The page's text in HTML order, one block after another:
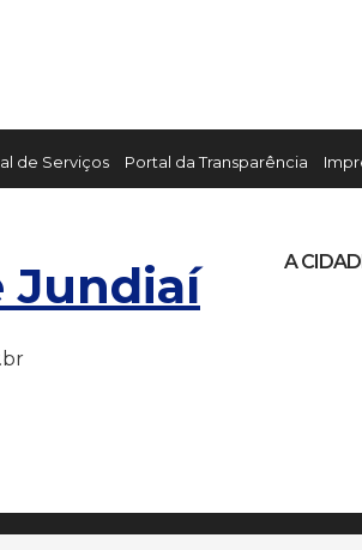
de Serviços Portal da Transparência
Jundiaí A